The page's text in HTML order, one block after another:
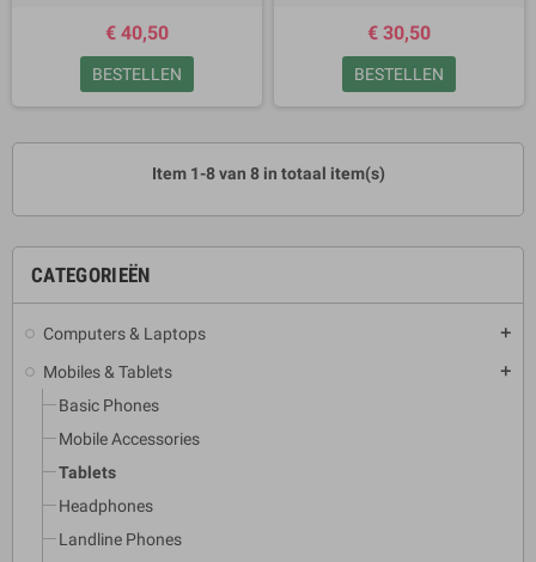
CATEGORIEËN
Computers & Laptops add
Mobiles & Tablets add
Basic Phones
Mobile Accessories
Tablets
Headphones
Landline Phones
€ 40,50
BESTELLEN
€ 30,50
BESTELLEN
Item 1-8 van 8 in totaal item(s)